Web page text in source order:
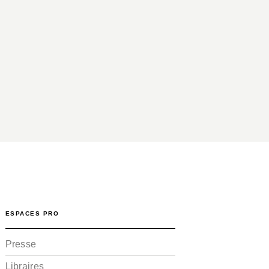
ESPACES PRO
Presse
Libraires